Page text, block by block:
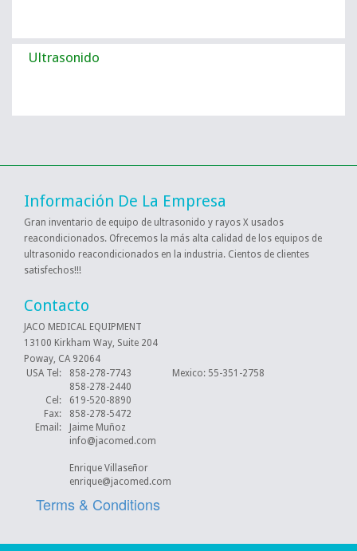
Ultrasonido
Información De La Empresa
Gran inventario de equipo de ultrasonido y rayos X usados
reacondicionados. Ofrecemos la más alta calidad de los equipos de
ultrasonido ​​reacondicionados en la industria. Cientos de clientes
satisfechos!!!
Contacto
JACO MEDICAL EQUIPMENT
13100 Kirkham Way, Suite 204
Poway, CA 92064
USA Tel:
858-278-7743 Mexico: 55-351-2758
858-278-2440
Cel:
619-520-8890
Fax:
858-278-5472
Email:
Jaime Muñoz
info@jacomed.com
Enrique Villaseñor
enrique@jacomed.com
Terms & Conditions